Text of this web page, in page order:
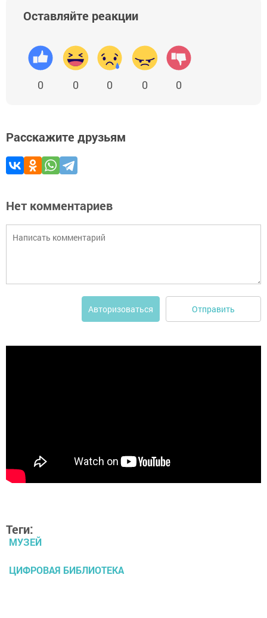
Оставляйте реакции
0 0 0 0 0
Расскажите друзьям
Нет комментариев
Авторизоваться Отправить
Теги:
МУЗЕЙ
ЦИФРОВАЯ БИБЛИОТЕКА